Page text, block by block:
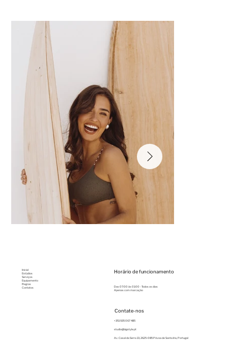
Horário de funcionamento
Das 07:00 às 01:00 - Todos os dias
Apenas com marcação
Contate-nos
+351 935 067 485
studio@bigstyle.pt
Av. Casal da Serra 13, 2625-085 Póvoa de Santa Iria, Portugal
Inicial
Estúdios
Serviços
Equipamento
Regras
Contatos